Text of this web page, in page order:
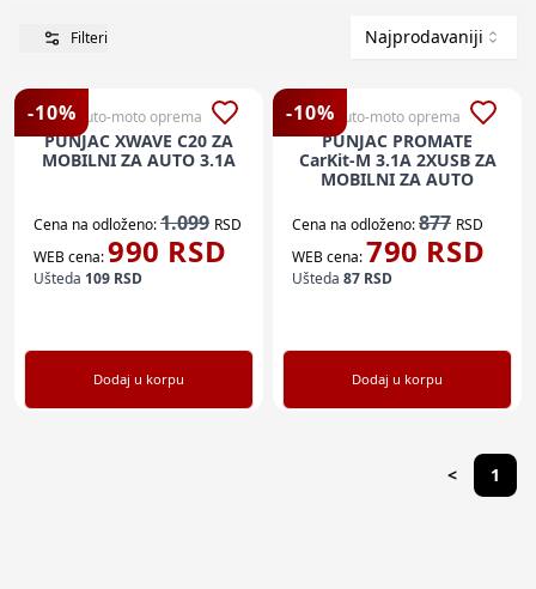
Filteri Najprodavaniji
-10% Auto-moto oprema
PUNJAC XWAVE C20 ZA
MOBILNI ZA AUTO 3.1A
Cena na odloženo:1.099 RSD
WEB cena:990 RSD
Ušteda 109 RSD
Dodaj u korpu
-10% Auto-moto oprema
PUNJAC PROMATE
CarKit-M 3.1A 2XUSB ZA
MOBILNI ZA AUTO
Cena na odloženo:877 RSD
WEB cena:790 RSD
Ušteda 87 RSD
Dodaj u korpu
< 1